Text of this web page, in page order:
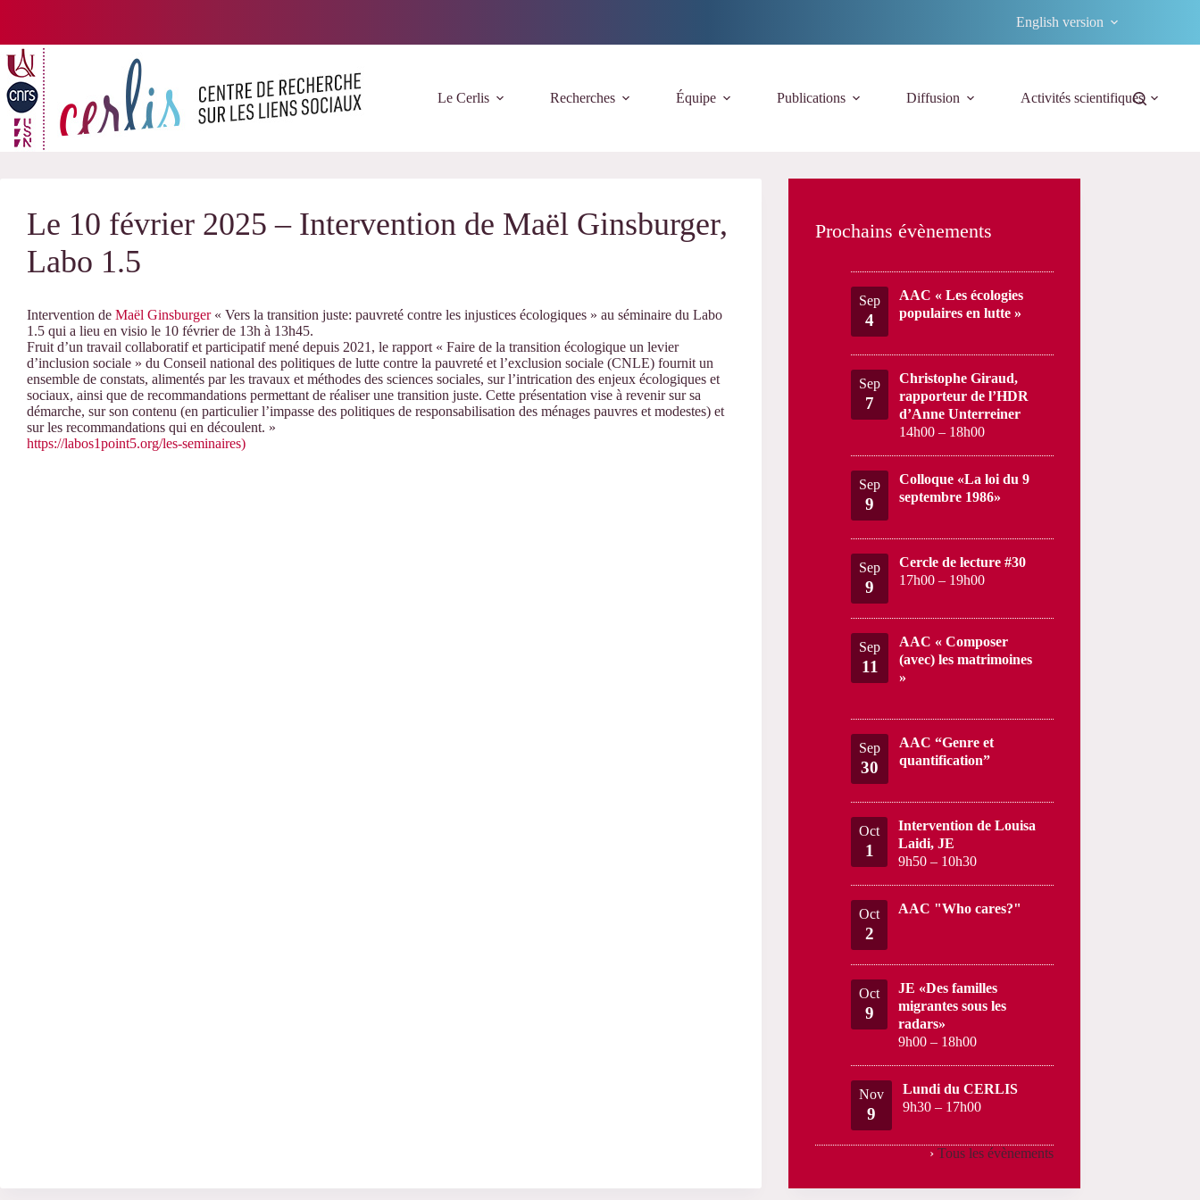
English version
Le Cerlis Recherches Équipe Publications Diffusion Activités scientifiques
Le 10 février 2025 – Intervention de Maël Ginsburger,
Labo 1.5
Intervention de Maël Ginsburger« Vers la transition juste: pauvreté contre les injustices écologiques » au séminaire du Labo
1.5 qui a lieu en visio le 10 février de 13h à 13h45.
Fruit d’un travail collaboratif et participatif mené depuis 2021, le rapport « Faire de la transition écologique un levier
d’inclusion sociale » du Conseil national des politiques de lutte contre la pauvreté et l’exclusion sociale (CNLE) fournit un
ensemble de constats, alimentés par les travaux et méthodes des sciences sociales, sur l’intrication des enjeux écologiques et
sociaux, ainsi que de recommandations permettant de réaliser une transition juste. Cette présentation vise à revenir sur sa
démarche, sur son contenu (en particulier l’impasse des politiques de responsabilisation des ménages pauvres et modestes) et
sur les recommandations qui en découlent. »
https://labos1point5.org/les-seminaires)
Prochains évènements
Sep
4
AAC « Les écologies
populaires en lutte »
Sep
7
Christophe Giraud,
rapporteur de l’HDR
d’Anne Unterreiner
14h00 – 18h00
Sep
9
Colloque «La loi du 9
septembre 1986»
Sep
9
Cercle de lecture #30
17h00 – 19h00
Sep
11
AAC « Composer
(avec) les matrimoines
»
Sep
30
AAC “Genre et
quantification”
Oct
1
Intervention de Louisa
Laidi, JE
9h50 – 10h30
Oct
2
AAC "Who cares?"
Oct
9
JE «Des familles
migrantes sous les
radars»
9h00 – 18h00
Nov
9
Lundi du CERLIS
9h30 – 17h00
› Tous les évènements